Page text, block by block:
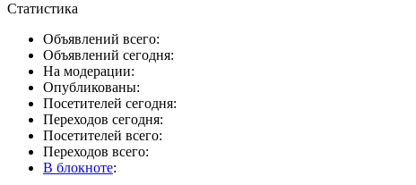
Статистика
Объявлений всего:
Объявлений сегодня:
На модерации:
Опубликованы:
Посетителей сегодня:
Переходов сегодня:
Посетителей всего:
Переходов всего:
В блокноте: